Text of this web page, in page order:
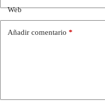
Web
Añadir comentario *